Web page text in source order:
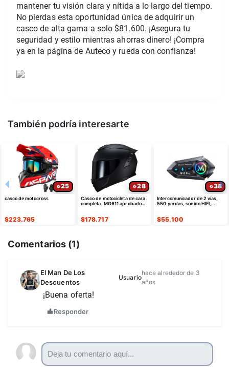
mantener tu visión clara y nítida a lo largo del tiempo.
No pierdas esta oportunidad única de adquirir un
casco de alta gama a solo $81.600. ¡Asegura tu
seguridad y estilo mientras ahorras dinero! ¡Compra
ya en la página de Auteco y rueda con confianza!
También podría interesarte
25
casco de motocross
$223.765
28
Casco de motocicleta de cara
completa, MG611 aprobado
$178.717
38
Intercomunicador de 2 vías,
550 yardas, sonido HIFI,
$55.100
Comentarios (1)
El Man De Los
Descuentos
Usuario
hace alrededor de 3
años
¡Buena oferta!
Responder